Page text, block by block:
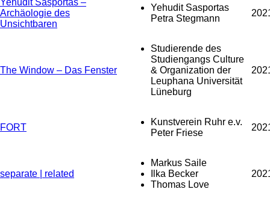
Yehudit Sasportas –
Archäologie des
Unsichtbaren
Yehudit Sasportas
Petra Stegmann
The Window – Das Fenster
Studierende des
Studiengangs Culture
& Organization der
Leuphana Universität
Lüneburg
FORT
Kunstverein Ruhr e.v.
Peter Friese
separate | related
Markus Saile
Ilka Becker
Thomas Love